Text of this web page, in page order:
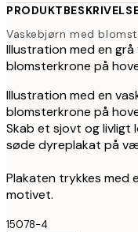
Vaskebjørn med
Illustration med en
blomsterkrone på
Illustration med en
blomsterkrone på
Skab et sjovt og
søde dyreplakat på
Plakaten trykkes med
motivet.
15078-4